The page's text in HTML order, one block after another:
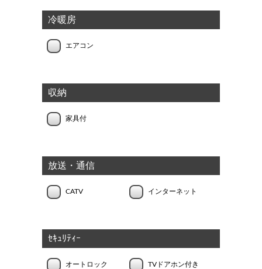
冷暖房
エアコン
収納
家具付
放送・通信
CATV インターネット
ｾｷｭﾘﾃｨｰ
オートロック TVドアホン付き